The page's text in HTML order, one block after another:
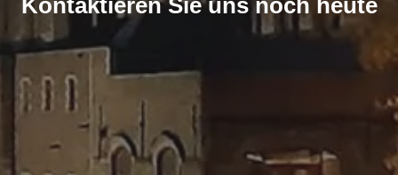
Kontaktieren Sie uns noch heute